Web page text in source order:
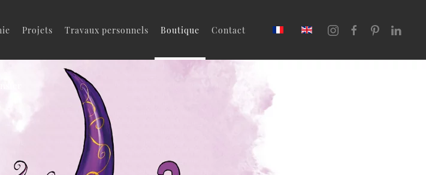
Projets Travaux personnels Boutique Contact